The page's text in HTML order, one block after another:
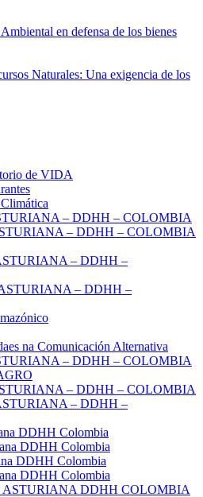
en defensa de los bienes
Naturales: Una exigencia de los
de VIDA
– DDHH – COLOMBIA
– DDHH – COLOMBIA
– DDHH –
– DDHH –
na Comunicación Alternativa
– DDHH – COLOMBIA
– DDHH – COLOMBIA
– DDHH –
DDHH Colombia
DDHH Colombia
DDHH Colombia
DDHH Colombia
DDHH COLOMBIA